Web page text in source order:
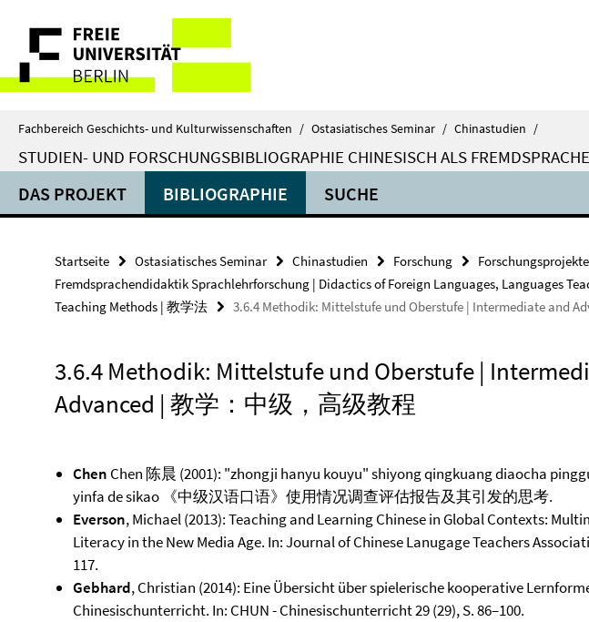
direkt
Inhalt
Service-
Navigation
Fachbereich Geschichts- und Kulturwissenschaften / Ostasiatisches Seminar / Chinastudien /
STUDIEN- UND FORSCHUNGSBIBLIOGRAPHIE CHINESISCH ALS FREMDSPRACHE
DAS PROJEKT BIBLIOGRAPHIE SUCHE
Startseite Ostasiatisches Seminar Chinastudien Forschung Forschungsprojekte
Fremdsprachendidaktik Sprachlehrforschung | Didactics of Foreign Languages, Languages
Teaching Methods | 教学法
3.6.4 Methodik: Mittelstufe und Oberstufe | Intermediate and
3.6.4 Methodik: Mittelstufe und Oberstufe |
Advanced | 教学：中级，高级教程
Chen Chen 陈晨 (2001): "zhongji hanyu kouyu" shiyong qingkuang diaocha
yinfa de sikao 《中级汉语口语》使用情况调查评估报告及其引发的思考.
Everson, Michael (2013): Teaching and Learning Chinese in Global Contexts:
Literacy in the New Media Age. In: Journal of Chinese Lanugage Teachers
117.
Gebhard, Christian (2014): Eine Übersicht über spielerische kooperative
Chinesischunterricht. In: CHUN - Chinesischunterricht 29 (29), S. 86–100.